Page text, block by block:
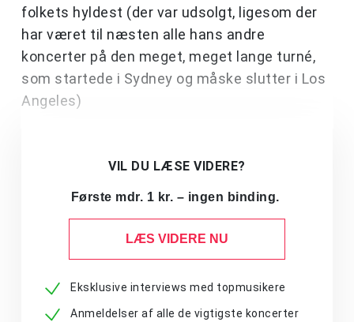
folkets hyldest (der var udsolgt, ligesom der
har været til næsten alle hans andre
koncerter på den meget, meget lange turné,
som startede i Sydney og måske slutter i Los
Angeles)
VIL DU LÆSE VIDERE?
Første mdr. 1 kr. – ingen binding.
LÆS VIDERE NU
Eksklusive interviews med topmusikere
Anmeldelser af alle de vigtigste koncerter